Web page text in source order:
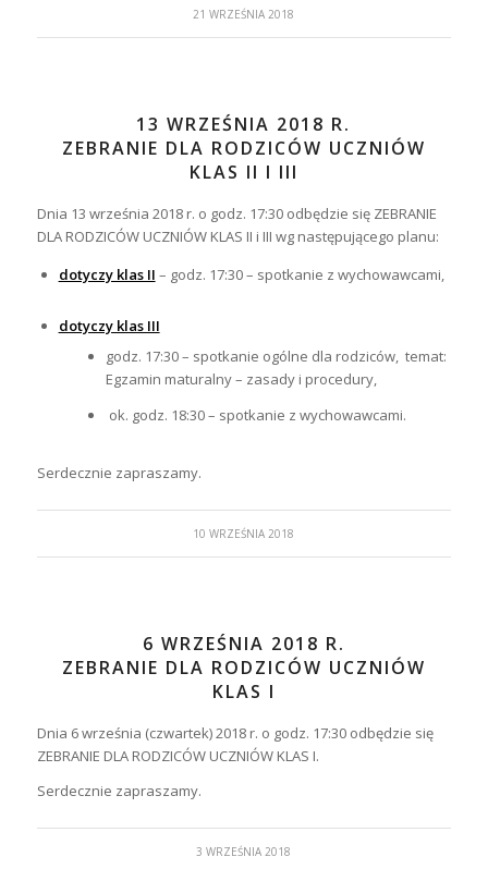
21 WRZEŚNIA 2018
13 WRZEŚNIA 2018 R.
ZEBRANIE DLA RODZICÓW UCZNIÓW
KLAS II I III
Dnia 13 września 2018 r. o godz. 17:30 odbędzie się ZEBRANIE
DLA RODZICÓW UCZNIÓW KLAS II i III wg następującego planu:
dotyczy klas II – godz. 17:30 – spotkanie z wychowawcami,
dotyczy klas III
godz. 17:30 – spotkanie ogólne dla rodziców, temat:
Egzamin maturalny – zasady i procedury,
ok. godz. 18:30 – spotkanie z wychowawcami.
Serdecznie zapraszamy.
10 WRZEŚNIA 2018
6 WRZEŚNIA 2018 R.
ZEBRANIE DLA RODZICÓW UCZNIÓW
KLAS I
Dnia 6 września (czwartek) 2018 r. o godz. 17:30 odbędzie się
ZEBRANIE DLA RODZICÓW UCZNIÓW KLAS I.
Serdecznie zapraszamy.
3 WRZEŚNIA 2018